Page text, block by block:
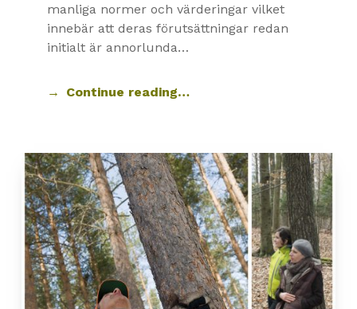
manliga normer och värderingar vilket
innebär att deras förutsättningar redan
initialt är annorlunda…
Continue reading…